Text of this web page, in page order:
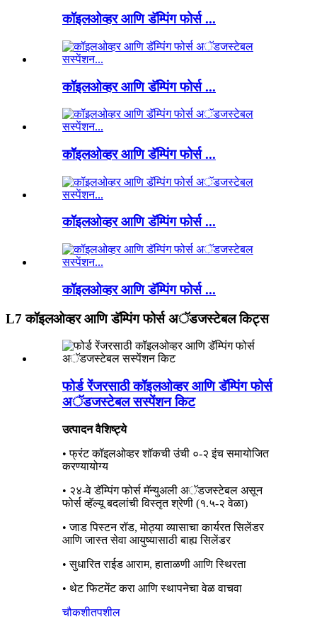
कॉइलओव्हर आणि डॅम्पिंग फोर्स ...
कॉइलओव्हर आणि डॅम्पिंग फोर्स ...
कॉइलओव्हर आणि डॅम्पिंग फोर्स ...
कॉइलओव्हर आणि डॅम्पिंग फोर्स ...
कॉइलओव्हर आणि डॅम्पिंग फोर्स ...
L7 कॉइलओव्हर आणि डॅम्पिंग फोर्स अॅडजस्टेबल किट्स
फोर्ड रेंजरसाठी कॉइलओव्हर आणि डॅम्पिंग फोर्स
अॅडजस्टेबल सस्पेंशन किट
उत्पादन वैशिष्ट्ये
• फ्रंट कॉइलओव्हर शॉकची उंची ०-२ इंच समायोजित
करण्यायोग्य
• २४-वे डॅम्पिंग फोर्स मॅन्युअली अॅडजस्टेबल असून
फोर्स व्हॅल्यू बदलांची विस्तृत श्रेणी (१.५-२ वेळा)
• जाड पिस्टन रॉड, मोठ्या व्यासाचा कार्यरत सिलेंडर
आणि जास्त सेवा आयुष्यासाठी बाह्य सिलेंडर
• सुधारित राईड आराम, हाताळणी आणि स्थिरता
• थेट फिटमेंट करा आणि स्थापनेचा वेळ वाचवा
चौकशीतपशील